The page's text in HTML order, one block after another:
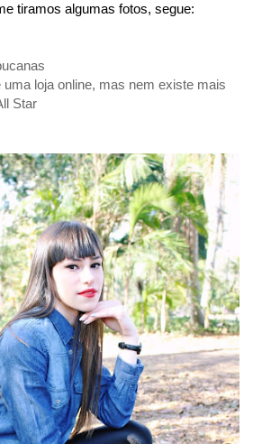
tiramos algumas fotos, segue:
loja online, mas nem existe mais
Star